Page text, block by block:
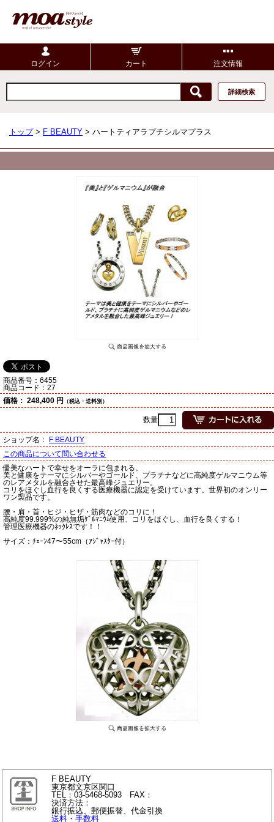
ログイン カート 注文情報
詳細検索
トップ> F BEAUTY > ハートティアラプチシルマプラス
商品番号： 6455
商品コード： 27
価格： 248,400 円 （税込・送料別）
数量
ショップ名： F BEAUTY
この商品について問い合わせる
優美なハートで幸せをオーラに包まれる。
美と健康をテーマにシルバーやゴールド、プラチナなどに高純度ゲルマニウム等
のレアメタルを融合させた最高峰ジュエリー。
コリをほぐし血行を良くする医療機器に認定を受けています。世界初のオンリー
ワン製品です。
腰・肩・首・ヒジ・ヒザ・筋肉などのコリに！
高純度99.999%の純無垢ｹﾞﾙﾏﾆｳﾑ使用、コリをほぐし、血行を良くする！
管理医療機器のﾈｯｸﾚｽです！！
サイズ：ﾁｪｰﾝ47〜55cm（ｱｼﾞｬｽﾀｰ付）
F BEAUTY
東京都文京区関口
TEL：03-5468-5093 FAX：
決済方法：
銀行振込、郵便振替、代金引換
送料・手数料